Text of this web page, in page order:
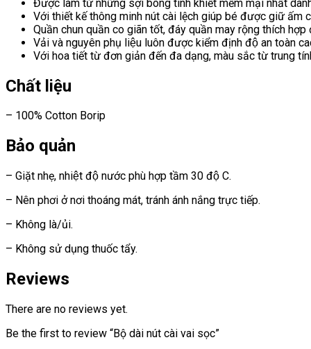
Được làm từ những sợi bông tinh khiết mềm mại nhất
Với thiết kế thông minh nút cài lệch giúp bé được giữ ấm
Quần chun quần co giãn tốt, đáy quần may rộng thích
Vải và nguyên phụ liệu luôn được kiểm định độ an toàn
Với hoa tiết từ đơn giản đến đa dạng, màu sắc từ trung
Chất liệu
– 100% Cotton Borip
Bảo quản
– Giặt nhẹ, nhiệt độ nước phù hợp tầm 30 độ C.
– Nên phơi ở nơi thoáng mát, tránh ánh nắng trực tiếp.
– Không là/ủi.
– Không sử dụng thuốc tẩy.
Reviews
There are no reviews yet.
Be the first to review “Bộ dài nút cài vai sọc”